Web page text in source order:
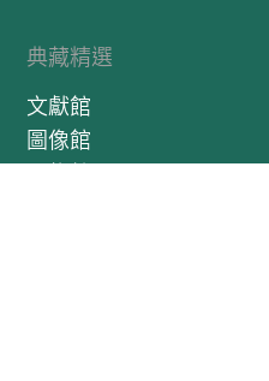
典藏精選
文獻館
圖像館